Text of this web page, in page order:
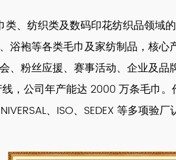
、纺织类及数码印花纺织品领域的
袍等各类毛巾及家纺制品，核
粉丝应援、赛事活动、企业及品
，公司年产能达 2000 万条毛巾
、ISO、SEDEX 等多项验